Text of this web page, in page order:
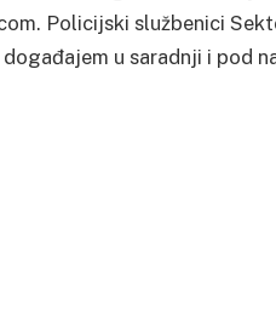
Policijski službenici
događajem u saradnji i